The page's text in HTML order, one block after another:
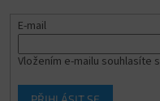
E-mail
Vložením e-mailu souhlasíte s